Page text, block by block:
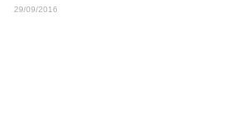
29/09/2016